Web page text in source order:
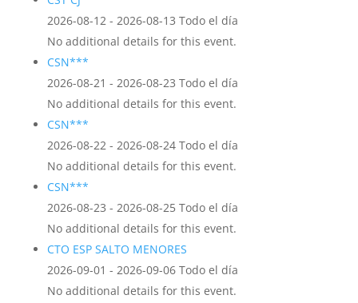
2026-08-12 - 2026-08-13 Todo el día
No additional details for this event.
CSN***
2026-08-21 - 2026-08-23 Todo el día
No additional details for this event.
CSN***
2026-08-22 - 2026-08-24 Todo el día
No additional details for this event.
CSN***
2026-08-23 - 2026-08-25 Todo el día
No additional details for this event.
CTO ESP SALTO MENORES
2026-09-01 - 2026-09-06 Todo el día
No additional details for this event.